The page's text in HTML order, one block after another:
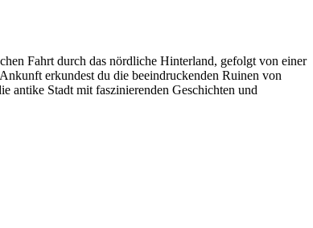
Fahrt durch das nördliche Hinterland, gefolgt von einer
erkundest du die beeindruckenden Ruinen von
antike Stadt mit faszinierenden Geschichten und